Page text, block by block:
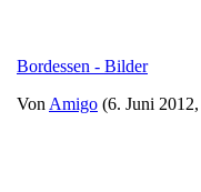
Bordessen - Bilder
Von Amigo (6. Juni